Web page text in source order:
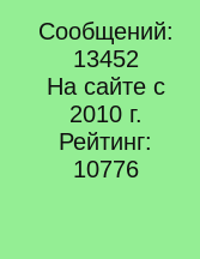
Сообщений:
13452
На сайте с
2010 г.
Рейтинг:
10776